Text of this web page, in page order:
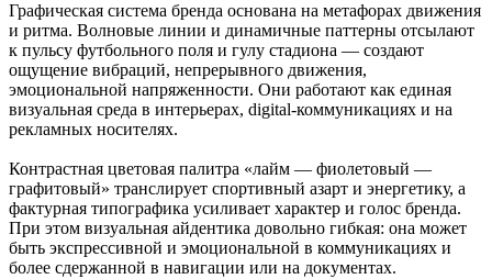
Графическая система бренда основана на метафорах движения
и ритма. Волновые линии и динамичные паттерны отсылают
к пульсу футбольного поля и гулу стадиона — создают
ощущение вибраций, непрерывного движения,
эмоциональной напряженности. Они работают как единая
визуальная среда в интерьерах, digital-коммуникациях и на
рекламных носителях.
Контрастная цветовая палитра «лайм — фиолетовый —
графитовый» транслирует спортивный азарт и энергетику, а
фактурная типографика усиливает характер и голос бренда.
При этом визуальная айдентика довольно гибкая: она может
быть экспрессивной и эмоциональной в коммуникациях и
более сдержанной в навигации или на документах.